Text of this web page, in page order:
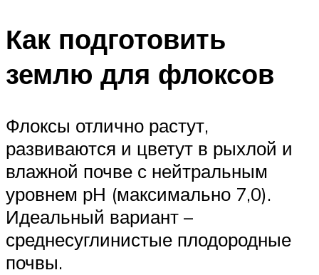
Как подготовить
землю для флоксов
Флоксы отлично растут,
развиваются и цветут в рыхлой и
влажной почве с нейтральным
уровнем рН (максимально 7,0).
Идеальный вариант –
среднесуглинистые плодородные
почвы.